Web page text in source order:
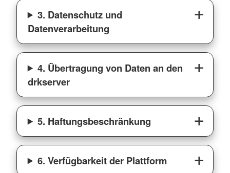
3. Datenschutz und
Datenverarbeitung
4. Übertragung von Daten an den
drkserver
5. Haftungsbeschränkung
6. Verfügbarkeit der Plattform